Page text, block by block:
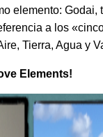
elemento: Godai,
a los
Tierra, Agua y
Elements!